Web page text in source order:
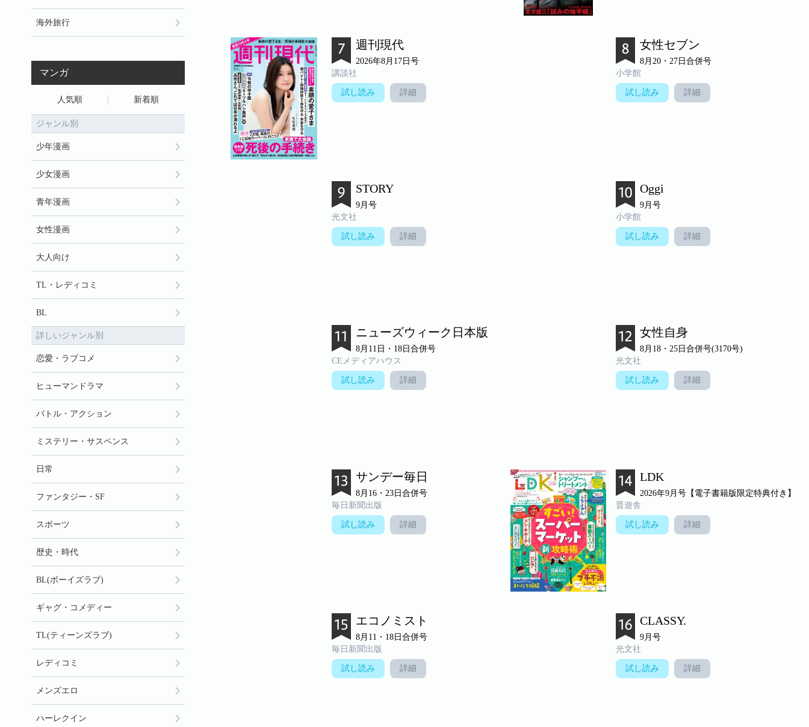
週刊現代
2026年8月17日号
講談社
試し読み 詳細
女性セブン
8月20・27日合併号
小学館
試し読み 詳細
STORY
9月号
光文社
試し読み 詳細
Oggi
9月号
小学館
試し読み 詳細
ニューズウィーク日本版
8月11日・18日合併号
CEメディアハウス
試し読み 詳細
女性自身
8月18・25日合併号(3170号)
光文社
試し読み 詳細
サンデー毎日
8月16・23日合併号
毎日新聞出版
試し読み 詳細
LDK
2026年9月号【電子書籍版限定特典付き】
晋遊舎
試し読み 詳細
エコノミスト
8月11・18日合併号
毎日新聞出版
試し読み 詳細
CLASSY.
9月号
光文社
試し読み 詳細
海外旅行
マンガ
人気順 新着順
ジャンル別
少年漫画
少女漫画
青年漫画
女性漫画
大人向け
TL・レディコミ
BL
詳しいジャンル別
恋愛・ラブコメ
ヒューマンドラマ
バトル・アクション
ミステリー・サスペンス
日常
ファンタジー・SF
スポーツ
歴史・時代
BL(ボーイズラブ)
ギャグ・コメディー
TL(ティーンズラブ)
レディコミ
メンズエロ
ハーレクイン